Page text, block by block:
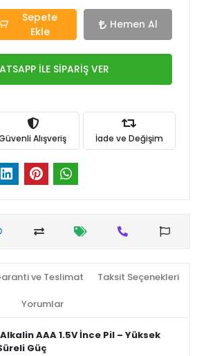
Sepete
Ekle
Hemen Al
İLE SİPARİŞ VER
Alışveriş İade ve Değişim
ve Teslimat Taksit Seçenekleri
Yorumlar
AAA 1.5V İnce Pil – Yüksek
Güç